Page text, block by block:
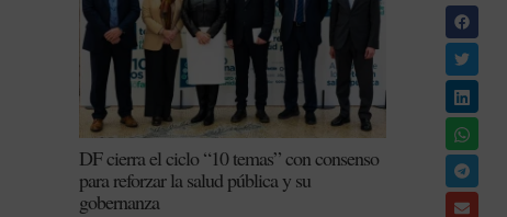
DF cierra el ciclo “10 temas” con consenso
para reforzar la salud pública y su
gobernanza